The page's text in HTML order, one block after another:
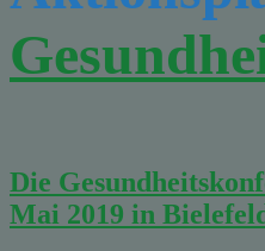
Die
Mai 2019 in